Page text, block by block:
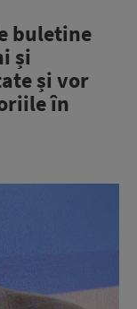
buletine
și
și vor
în